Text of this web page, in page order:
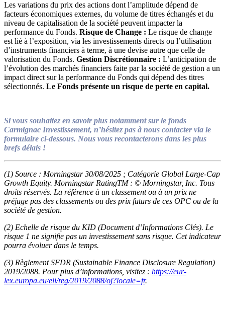
Les variations du prix des actions dont l’amplitude dépend de
facteurs économiques externes, du volume de titres échangés et du
niveau de capitalisation de la société peuvent impacter la
performance du Fonds. Risque de Change : Le risque de change
est lié à l’exposition, via les investissements directs ou l’utilisation
d’instruments financiers à terme, à une devise autre que celle de
valorisation du Fonds. Gestion Discrétionnaire : L’anticipation de
l’évolution des marchés financiers faite par la société de gestion a un
impact direct sur la performance du Fonds qui dépend des titres
sélectionnés. Le Fonds présente un risque de perte en capital.
Si vous souhaitez en savoir plus notamment sur le fonds
Carmignac Investissement, n’hésitez pas à nous contacter via le
formulaire ci-dessous. Nous vous recontacterons dans les plus
brefs délais !
(1) Source : Morningstar 30/08/2025 ; Catégorie Global Large-Cap
Growth Equity. Morningstar RatingTM: © Morningstar, Inc. Tous
droits réservés. La référence à un classement ou à un prix ne
préjuge pas des classements ou des prix futurs de ces OPC ou de la
société de gestion.
(2) Echelle de risque du KID (Document d’Informations Clés). Le
risque 1 ne signifie pas un investissement sans risque. Cet indicateur
pourra évoluer dans le temps.
(3) Règlement SFDR (Sustainable Finance Disclosure Regulation)
2019/2088. Pour plus d’informations, visitez : https://eur-
lex.europa.eu/eli/reg/2019/2088/oj?locale=fr.